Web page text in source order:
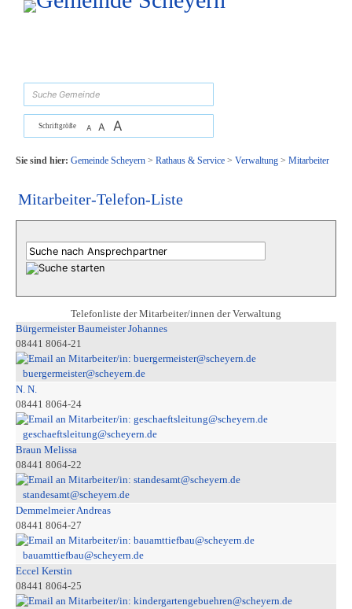
Zum Inhalt, zur Navigationoder zur Startseite springen.
Schriftgröße A A A
Sie sind hier: Gemeinde Scheyern> Rathaus & Service> Verwaltung> Mitarbeiter
Mitarbeiter-Telefon-Liste
Telefonliste der Mitarbeiter/innen der Verwaltung
Bürgermeister Baumeister Johannes
08441 8064-21
buergermeister@scheyern.de
N. N.
08441 8064-24
geschaeftsleitung@scheyern.de
Braun Melissa
08441 8064-22
standesamt@scheyern.de
Demmelmeier Andreas
08441 8064-27
bauamttiefbau@scheyern.de
Eccel Kerstin
08441 8064-25